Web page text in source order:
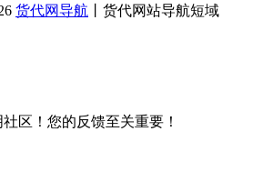
货代网导航 丨货代网站导航短域
区！您的反馈至关重要！